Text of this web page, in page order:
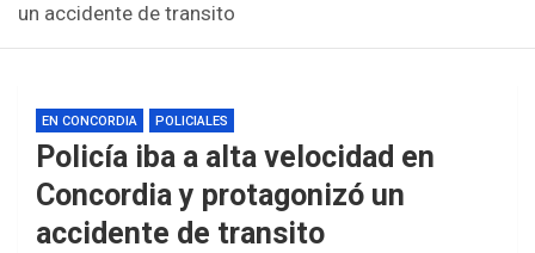
un accidente de transito
EN CONCORDIA POLICIALES
Policía iba a alta velocidad en
Concordia y protagonizó un
accidente de transito